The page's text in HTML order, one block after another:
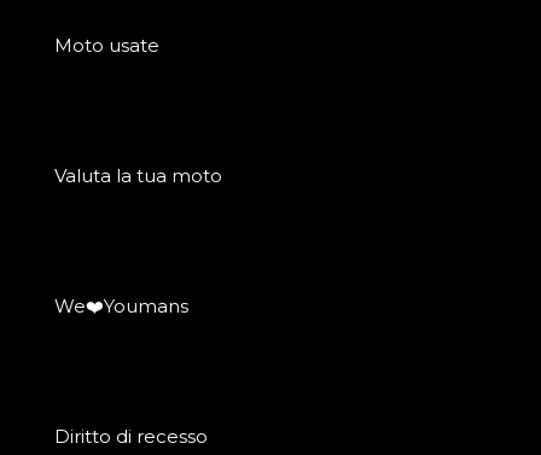
Moto usate
Valuta la tua moto
We❤️Youmans
Diritto di recesso